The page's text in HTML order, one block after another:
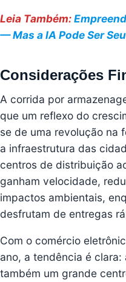
Leia Também:
— Mas a IA Pode Ser
Considerações
A corrida por
que um reflexo do
se de uma revolução na
a infraestrutura das
centros de distribuição
ganham velocidade,
impactos ambientais,
desfrutam de entregas
Com o comércio
ano, a tendência é
também um grande